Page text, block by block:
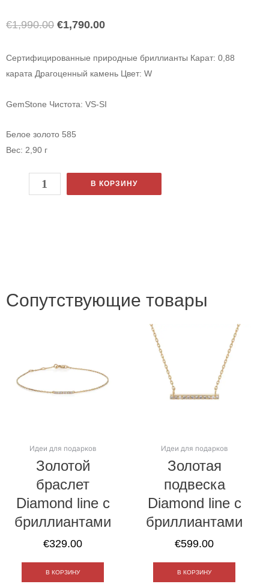
€1,990.00 €1,790.00
Сертифицированные природные бриллианты Карат: 0,88
карата Драгоценный камень Цвет: W
GemStone Чистота: VS-SI
Белое золото 585
Вес: 2,90 г
В КОРЗИНУ
Сопутствующие товары
Идеи для подарков
Золотой
браслет
Diamond line с
бриллиантами
€329.00
В КОРЗИНУ
Идеи для подарков
Золотая
подвеска
Diamond line с
бриллиантами
€599.00
В КОРЗИНУ